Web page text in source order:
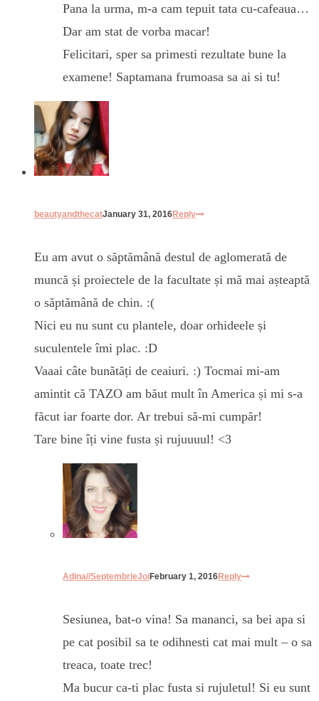
Pana la urma, m-a cam tepuit tata cu-cafeaua…
Dar am stat de vorba macar!
Felicitari, sper sa primesti rezultate bune la
examene! Saptamana frumoasa sa ai si tu!
beautyandthecatJanuary 31, 2016Reply
Eu am avut o săptămână destul de aglomerată de
muncă și proiectele de la facultate și mă mai așteaptă
o săptămână de chin. :(
Nici eu nu sunt cu plantele, doar orhideele și
suculentele îmi plac. :D
Vaaai câte bunătăți de ceaiuri. :) Tocmai mi-am
amintit că TAZO am băut mult în America și mi s-a
făcut iar foarte dor. Ar trebui să-mi cumpăr!
Tare bine îți vine fusta și rujuuuul! <3
Adina//SeptembrieJoiFebruary 1, 2016Reply
Sesiunea, bat-o vina! Sa mananci, sa bei apa si
pe cat posibil sa te odihnesti cat mai mult – o sa
treaca, toate trec!
Ma bucur ca-ti plac fusta si rujuletul! Si eu sunt